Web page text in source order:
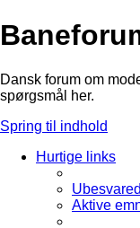
Dansk forum om
spørgsmål her.
Spring til indhold
Hurtige links
Aktive